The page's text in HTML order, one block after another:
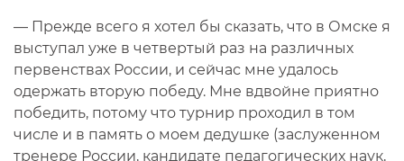
— Прежде всего я хотел бы сказать, что в Омске я
выступал уже в четвертый раз на различных
первенствах России, и сейчас мне удалось
одержать вторую победу. Мне вдвойне приятно
победить, потому что турнир проходил в том
числе и в память о моем дедушке (заслуженном
тренере России, кандидате педагогических наук,